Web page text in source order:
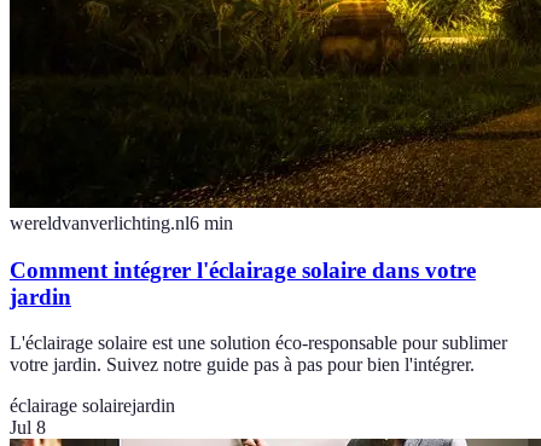
wereldvanverlichting.nl6 min
Comment intégrer l'éclairage solaire dans votre
jardin
L'éclairage solaire est une solution éco-responsable pour sublimer
votre jardin. Suivez notre guide pas à pas pour bien l'intégrer.
éclairage solairejardin
Jul 8